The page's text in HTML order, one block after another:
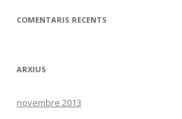
COMENTARIS RECENTS
ARXIUS
novembre 2013